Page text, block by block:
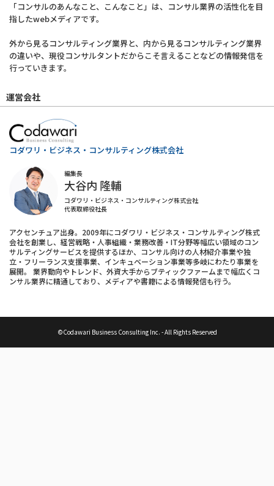
「コンサルのあんなこと、こんなこと」は、コンサル業界の活性化を目
指したwebメディアです。
外から見るコンサルティング業界と、内から見るコンサルティング業界
の違いや、現役コンサルタントだからこそ言えることなどの情報発信を
行っていきます。
運営会社
コダワリ・ビジネス・コンサルティング株式会社
編集長
大谷内 隆輔
コダワリ・ビジネス・コンサルティング株式会社
代表取締役社長
アクセンチュア出身。2009年にコダワリ・ビジネス・コンサルティング株式
会社を創業し、経営戦略・人事組織・業務改善・IT分野等幅広い領域のコン
サルティングサービスを提供するほか、コンサル向けの人材紹介事業や独
立・フリーランス支援事業、インキュベーション事業等多岐にわたり事業を
展開。 業界動向やトレンド、外資大手からブティックファームまで幅広くコ
ンサル業界に精通しており、メディアや書籍による情報発信も行う。
©Codawari Business Consulting Inc. - All Rights Reserved